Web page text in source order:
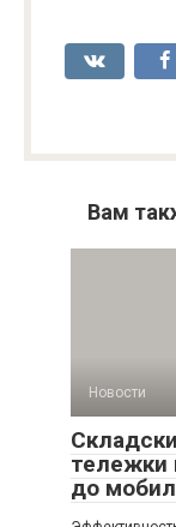
Вам
Новости
тележки
до